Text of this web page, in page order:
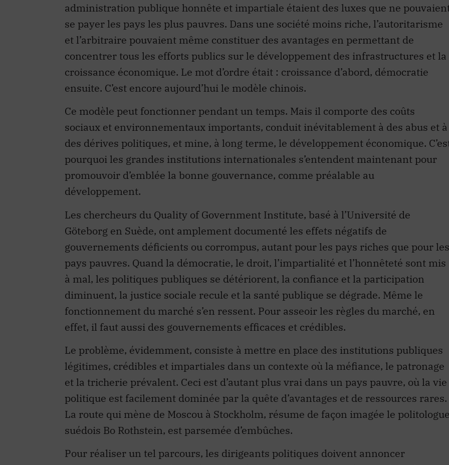
se payer les pays les plus pauvres. Dans une société moins riche, l’autoritarisme
et l’arbitraire pouvaient même constituer des avantages en permettant de
concentrer tous les efforts publics sur le développement des infrastructures et la
croissance économique. Le mot d’ordre était : croissance d’abord, démocratie
ensuite. C’est encore aujourd’hui le modèle chinois.
Ce modèle peut fonctionner pendant un temps. Mais il comporte des coûts
sociaux et environnementaux importants, conduit inévitablement à des abus et à
des dérives politiques, et mine, à long terme, le développement économique.
pourquoi les grandes institutions internationales s’entendent maintenant pour
promouvoir d’emblée la bonne gouvernance, comme préalable au
développement.
Les chercheurs du Quality of Government Institute, basé à l’Université de
Göteborg en Suède, ont amplement documenté les effets négatifs de
gouvernements déficients ou corrompus, autant pour les pays riches que pour les
pays pauvres. Quand la démocratie, le droit, l’impartialité et l’honnêteté sont mis
à mal, les politiques publiques se détériorent, la confiance et la participation
diminuent, la justice sociale recule et la santé publique se dégrade. Même le
fonctionnement du marché s’en ressent. Pour asseoir les règles du marché, en
effet, il faut aussi des gouvernements efficaces et crédibles.
Le problème, évidemment, consiste à mettre en place des institutions publiques
légitimes, crédibles et impartiales dans un contexte où la méfiance, le patronage
et la tricherie prévalent. Ceci est d’autant plus vrai dans un pays pauvre, où la vie
politique est facilement dominée par la quête d’avantages et de ressources rares.
La route qui mène de Moscou à Stockholm, résume de façon imagée le
suédois Bo Rothstein, est parsemée d’embûches.
Pour réaliser un tel parcours, les dirigeants politiques doivent annoncer
clairement et sans ambiguïté que les règles du jeu ont changé, consolider la